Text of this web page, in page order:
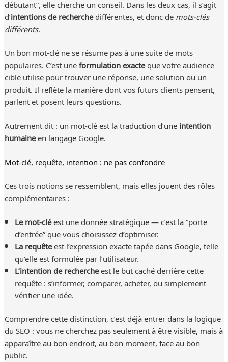
débutant”, elle cherche un conseil. Dans les deux cas, il s’agit
d’intentions de recherchedifférentes, et donc demots-clés
différents.
Un bon mot-clé ne se résume pas à une suite de mots
populaires. C’est uneformulation exacteque votre audience
cible utilise pour trouver une réponse, une solution ou un
produit. Il reflète la manière dont vos futurs clients pensent,
parlent et posent leurs questions.
Autrement dit : un mot-clé est la traduction d’uneintention
humaineen langage Google.
Mot-clé, requête, intention : ne pas confondre
Ces trois notions se ressemblent, mais elles jouent des rôles
complémentaires :
Le mot-cléest une donnée stratégique — c’est la “porte
d’entrée” que vous choisissez d’optimiser.
La requêteest l’expression exacte tapée dans Google, telle
qu’elle est formulée par l’utilisateur.
L’intention de rechercheest le but caché derrière cette
requête : s’informer, comparer, acheter, ou simplement
vérifier une idée.
Comprendre cette distinction, c’est déjà entrer dans la logique
du SEO : vous ne cherchez pas seulement à être visible, mais à
apparaître au bon endroit, au bon moment, face au bon
public.